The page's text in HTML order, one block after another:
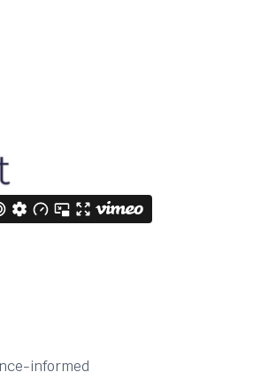
informed